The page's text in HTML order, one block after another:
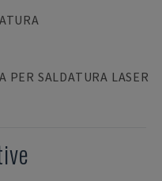
PER SALDATURA LASER